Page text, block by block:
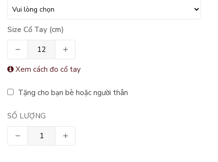
Size Cổ Tay (cm)
Xem cách đo cổ tay
Tặng cho bạn bè hoặc người thân
SỐ LƯỢNG